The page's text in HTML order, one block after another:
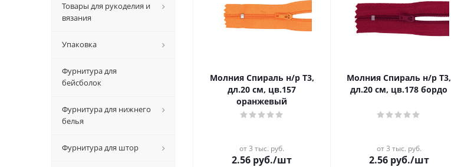
Молния Спираль н/р Т3,
дл.20 см, цв.157
оранжевый
от 3 тыс. руб.
2.56 руб./шт
Молния Спираль н/р Т3,
дл.20 см, цв.178 бордо
от 3 тыс. руб.
2.56руб./шт
Товары для рукоделия и
вязания
Упаковка
Фурнитура для
бейсболок
Фурнитура для нижнего
белья
Фурнитура для штор